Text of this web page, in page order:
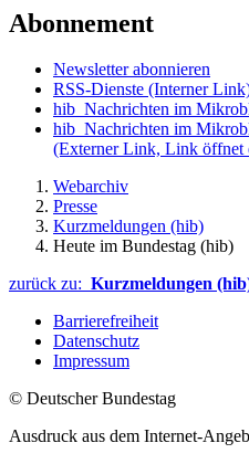
Abonnement
Newsletter abonnieren
RSS-Dienste (Interner
hib_Nachrichten im
hib_Nachrichten im
(Externer Link, Link öffnet
Webarchiv
Presse
Kurzmeldungen (hib)
Heute im Bundestag (hib)
zurück zu: Kurzmeldungen
Barrierefreiheit
Datenschutz
Impressum
© Deutscher Bundestag
Ausdruck aus dem Internet-